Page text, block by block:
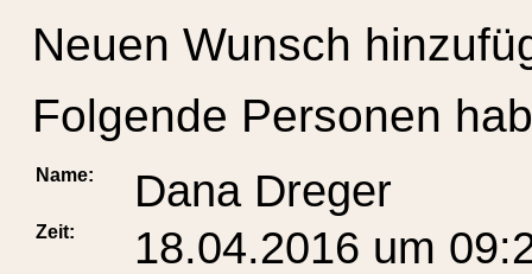
Neuen Wunsch
Folgende Personen
Name: Dana Dreger
Zeit: 18.04.2016 um